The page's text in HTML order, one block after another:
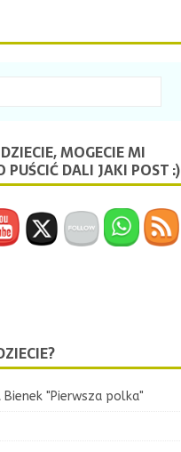
MOGECIE MI
PUŚCIĆ DALI JAKI POST :)
"Pierwsza polka"